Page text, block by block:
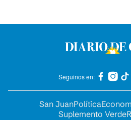
Seguinos en:
San JuanPolítica
Suplemento Verde